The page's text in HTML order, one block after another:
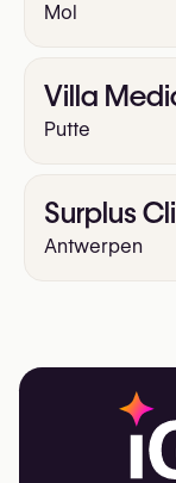
Mol
Villa
Putte
Surplus
Antwerpen